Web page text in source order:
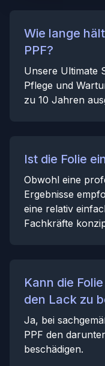
Wie lange
PPF?
Unsere Ultimate
Pflege und
zu 10 Jahren
Ist die Folie
Obwohl eine
Ergebnisse
eine relativ
Fachkräfte
Kann die
den Lack zu
Ja, bei
PPF den
beschädigen.